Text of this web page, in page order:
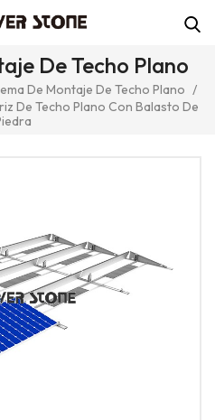
De Techo Plano
De Montaje De Techo Plano /
De Techo Plano Con Balasto De